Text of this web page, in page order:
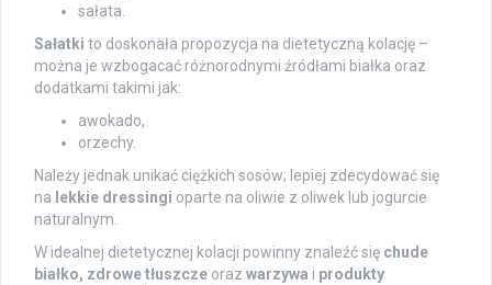
sałata.
Sałatki to doskonała propozycja na dietetyczną kolację –
można je wzbogacać różnorodnymi źródłami białka oraz
dodatkami takimi jak:
awokado,
orzechy.
Należy jednak unikać ciężkich sosów; lepiej zdecydować się
na lekkie dressingi oparte na oliwie z oliwek lub jogurcie
naturalnym.
W idealnej dietetycznej kolacji powinny znaleźć się chude
białko, zdrowe tłuszcze oraz warzywa i produkty